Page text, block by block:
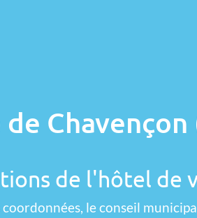
Chavençon
de l'hôtel de
le conseil